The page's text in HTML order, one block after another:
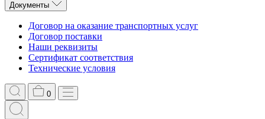
Документы
Договор на оказание транспортных услуг
Договор поставки
Наши реквизиты
Сертификат соответствия
Технические условия
0